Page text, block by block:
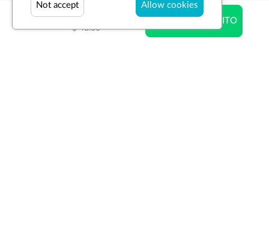
$ 37.00
$ 40.00
AÑADIR AL CARRITO
Allow cookies
Not accept